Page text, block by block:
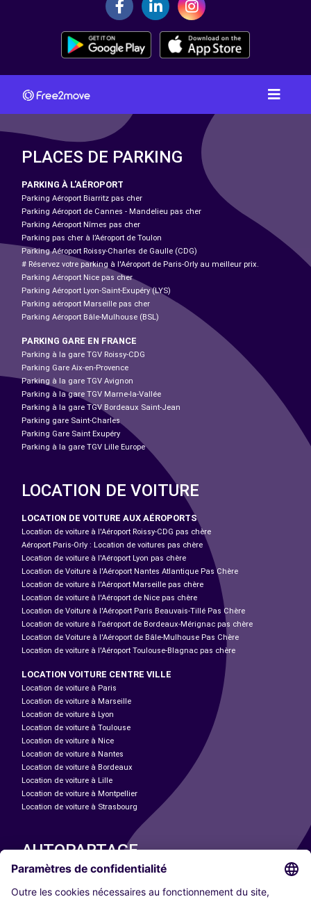
PLACES DE PARKING
PARKING À L'AÉROPORT
Parking Aéroport Biarritz pas cher
Parking Aéroport de Cannes - Mandelieu pas cher
Parking Aéroport Nîmes pas cher
Parking pas cher à l’Aéroport de Toulon
Parking Aéroport Roissy-Charles de Gaulle (CDG)
# Réservez votre parking à l'Aéroport de Paris-Orly au meilleur prix.
Parking Aéroport Nice pas cher
Parking Aéroport Lyon-Saint-Exupéry (LYS)
Parking aéroport Marseille pas cher
Parking Aéroport Bâle-Mulhouse (BSL)
PARKING GARE EN FRANCE
Parking à la gare TGV Roissy-CDG
Parking Gare Aix-en-Provence
Parking à la gare TGV Avignon
Parking à la gare TGV Marne-la-Vallée
Parking à la gare TGV Bordeaux Saint-Jean
Parking gare Saint-Charles
Parking Gare Saint Exupéry
Parking à la gare TGV Lille Europe
LOCATION DE VOITURE
LOCATION DE VOITURE AUX AÉROPORTS
Location de voiture à l'Aéroport Roissy-CDG pas chère
Aéroport Paris-Orly : Location de voitures pas chère
Location de voiture à l'Aéroport Lyon pas chère
Location de Voiture à l'Aéroport Nantes Atlantique Pas Chère
Location de voiture à l'Aéroport Marseille pas chère
Location de voiture à l'Aéroport de Nice pas chère
Location de Voiture à l'Aéroport Paris Beauvais-Tillé Pas Chère
Location de voiture à l’aéroport de Bordeaux-Mérignac pas chère
Location de Voiture à l'Aéroport de Bâle-Mulhouse Pas Chère
Location de voiture à l'Aéroport Toulouse-Blagnac pas chère
LOCATION VOITURE CENTRE VILLE
Location de voiture à Paris
Location de voiture à Marseille
Location de voiture à Lyon
Location de voiture à Toulouse
Location de voiture à Nice
Location de voiture à Nantes
Location de voiture à Bordeaux
Location de voiture à Lille
Location de voiture à Montpellier
Location de voiture à Strasbourg
AUTOPARTAGE
Paris